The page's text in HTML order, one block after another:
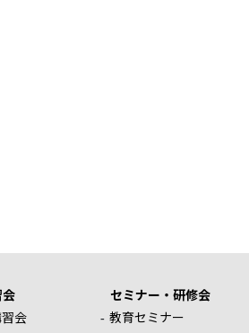
会
セミナー・研修会
教育セミナー